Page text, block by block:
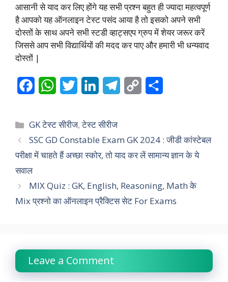
आसानी से याद कर लिए होंगे यह सभी प्रश्न बहुत ही ज्यादा महत्वपूर्ण
है आपको यह ऑनलाइन टेस्ट पसंद आया है तो इसको अपने सभी
दोस्तों के साथ अपने सभी स्टडी व्हाट्सएप ग्रुप में शेयर जरूर करें
जिससे आप सभी विद्यार्थियों की मदद कर पाए और हमारी भी धन्यवाद
दोस्तों |
c
e
b
o
k
W
a
t
s
p
p
i
t
t
r
n
k
e
I
n
e
g
a
m
y
L
n
k
r
e
Categories
GK टेस्ट सीरीज,टेस्ट सीरीज
SSC GD Constable Exam GK 2024 : जीडी कांस्टेबल
परीक्षा में चाहते हैं अच्छा स्कोर, तो याद कर लें सामान्य ज्ञान के ये
सवाल
MIX Quiz : GK, English, Reasoning, Math के
Mix प्रश्नो का ऑनलाइन प्रैक्टिस सेट For Exams
Leave a Comment